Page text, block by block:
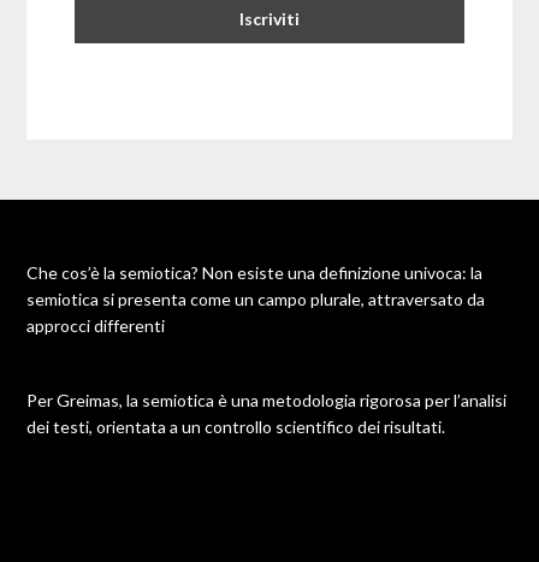
Che cos’è la semiotica? Non esiste una definizione univoca: la
semiotica si presenta come un campo plurale, attraversato da
approcci differenti
Per Greimas, la semiotica è una metodologia rigorosa per l’analisi
dei testi, orientata a un controllo scientifico dei risultati.